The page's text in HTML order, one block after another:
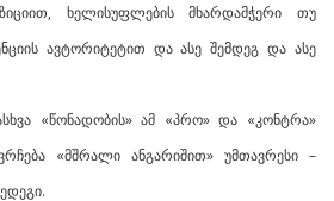
ხელისუფლების მხარდამჭერი თუ
ავტორიტეტით და ასე შემდეგ და ასე
ამ «პრო» და «კონტრა»
«მშრალი ანგარიშით» უმთავრესი –